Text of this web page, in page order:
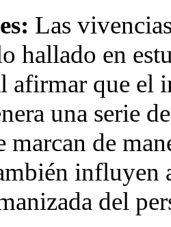
Las
hallado en
afirmar que el
una serie
marcan de
influyen
del